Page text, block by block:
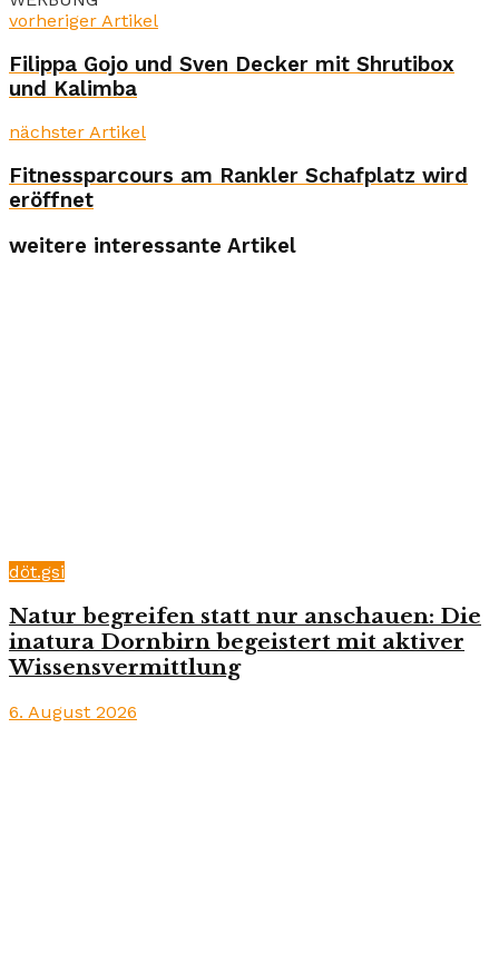
vorheriger Artikel
Filippa Gojo und Sven Decker mit Shrutibox
und Kalimba
nächster Artikel
Fitnessparcours am Rankler Schafplatz wird
eröffnet
weitere interessante Artikel
döt.gsi
Natur begreifen statt nur anschauen: Die
inatura Dornbirn begeistert mit aktiver
Wissensvermittlung
6. August 2026